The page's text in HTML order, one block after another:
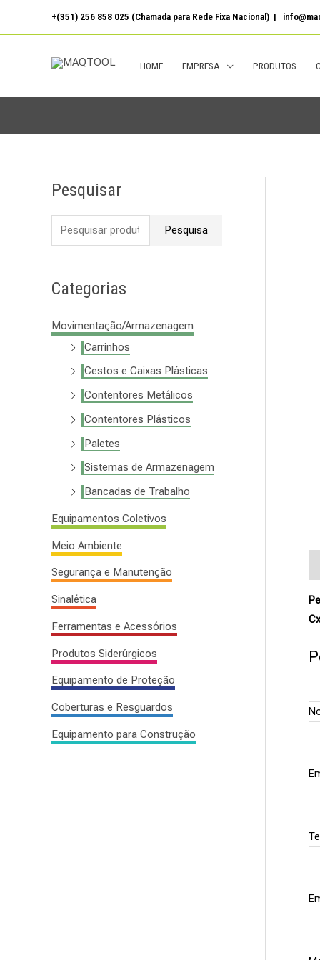
+(351) 256 858 025 (Chamada para Rede Fixa Nacional) |
HOME EMPRESA PRODUTOS
Pesquisar
P
i
a
Pesquisa
Categorias
Movimentação/Armazenagem
Carrinhos
Cestos e Caixas Plásticas
Contentores Metálicos
Contentores Plásticos
Paletes
Sistemas de Armazenagem
Bancadas de Trabalho
Equipamentos Coletivos
Meio Ambiente
Segurança e Manutenção
Sinalética
Ferramentas e Acessórios
Produtos Siderúrgicos
Equipamento de Proteção
Coberturas e Resguardos
Equipamento para Construção